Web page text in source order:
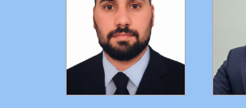
التفاصيل